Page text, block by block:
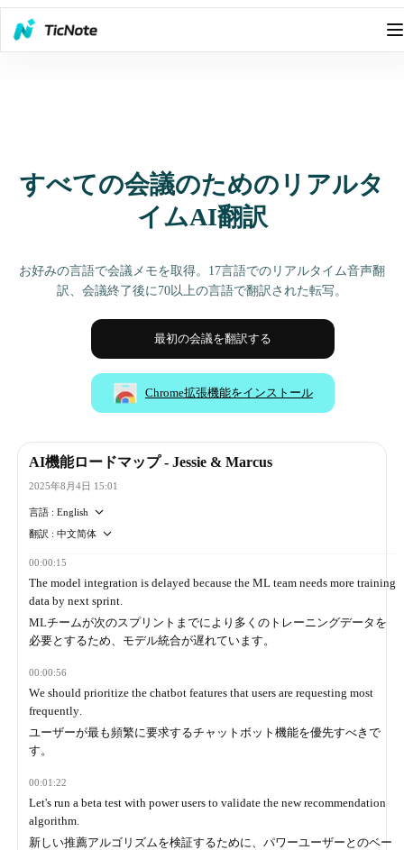
すべての会議のためのリアルタ
イムAI翻訳
お好みの言語で会議メモを取得。17言語でのリアルタイム音声翻
訳、会議終了後に70以上の言語で翻訳された転写。
最初の会議を翻訳する
Chrome拡張機能をインストール
AI機能ロードマップ - Jessie & Marcus
2025年8月4日 15:01
言語 : English
翻訳 : 中文简体
00:00:15
The model integration is delayed because the ML team needs more training
data by next sprint.
MLチームが次のスプリントまでにより多くのトレーニングデータを
必要とするため、モデル統合が遅れています。
00:00:56
We should prioritize the chatbot features that users are requesting most
frequently.
ユーザーが最も頻繁に要求するチャットボット機能を優先すべきで
す。
00:01:22
Let's run a beta test with power users to validate the new recommendation
algorithm.
新しい推薦アルゴリズムを検証するために、パワーユーザーとのベー